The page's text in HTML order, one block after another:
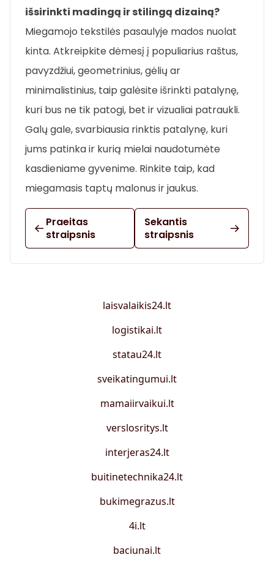
išsirinkti madingą ir stilingą dizainą?
Miegamojo tekstilės pasaulyje mados nuolat
kinta. Atkreipkite dėmesį į populiarius raštus,
pavyzdžiui, geometrinius, gėlių ar
minimalistinius, taip galėsite išrinkti patalynę,
kuri bus ne tik patogi, bet ir vizualiai patraukli.
Galų gale, svarbiausia rinktis patalynę, kuri
jums patinka ir kurią mielai naudotumėte
kasdieniame gyvenime. Rinkite taip, kad
miegamasis taptų malonus ir jaukus.
Praeitas
straipsnis
Sekantis
straipsnis
laisvalaikis24.lt
logistikai.lt
statau24.lt
sveikatingumui.lt
mamaiirvaikui.lt
verslosritys.lt
interjeras24.lt
buitinetechnika24.lt
bukimegrazus.lt
4i.lt
baciunai.lt